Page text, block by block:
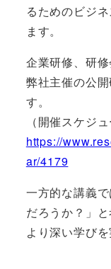
るためのビジ
ます。
企業研修、研修
弊社主催の公
す。
（開催スケジ
https://
ar/4179
一方的な講義
だろうか？」
より深い学びを